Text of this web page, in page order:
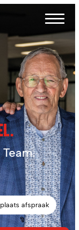
afspraak